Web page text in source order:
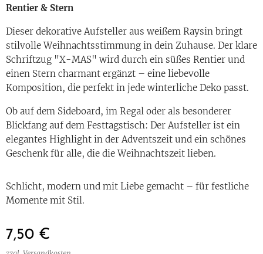
Rentier & Stern
Dieser dekorative Aufsteller aus weißem Raysin bringt
stilvolle Weihnachtsstimmung in dein Zuhause. Der klare
Schriftzug "X-MAS" wird durch ein süßes Rentier und
einen Stern charmant ergänzt – eine liebevolle
Komposition, die perfekt in jede winterliche Deko passt.
Ob auf dem Sideboard, im Regal oder als besonderer
Blickfang auf dem Festtagstisch: Der Aufsteller ist ein
elegantes Highlight in der Adventszeit und ein schönes
Geschenk für alle, die die Weihnachtszeit lieben.
Schlicht, modern und mit Liebe gemacht – für festliche
Momente mit Stil.
7,50 €